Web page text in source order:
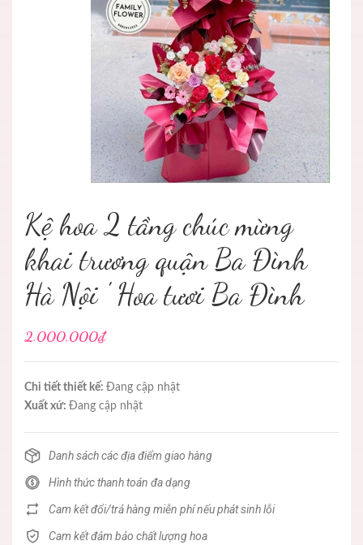
Kệ hoa 2 tầng chúc mừng
khai trương quận Ba Đình
Hà Nội ' Hoa tươi Ba Đình
2.000.000₫
Chi tiết thiết kế: Đang cập nhật
Xuất xứ: Đang cập nhật
Danh sách các địa điểm giao hàng
Hình thức thanh toán đa dạng
Cam kết đổi/trả hàng miễn phí nếu phát sinh lỗi
Cam kết đảm bảo chất lượng hoa